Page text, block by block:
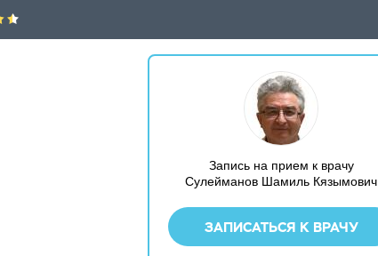
Запись на прием к врачу
Сулейманов Шамиль Кязымович
ЗАПИСАТЬСЯ К ВРАЧУ